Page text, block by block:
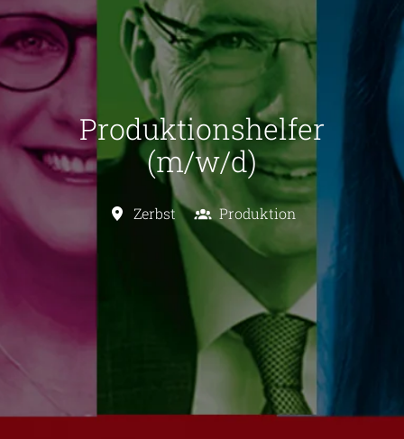
Produktionshelfer
(m/w/d)
Zerbst Produktion